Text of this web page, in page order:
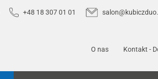
+48 18 307 01 01
O nas Kontakt -